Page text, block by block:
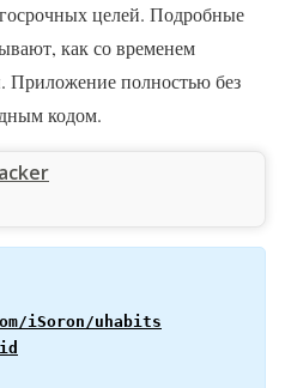
целей. Подробные
как со временем
полностью без
кодом.
iSoron/uhabits